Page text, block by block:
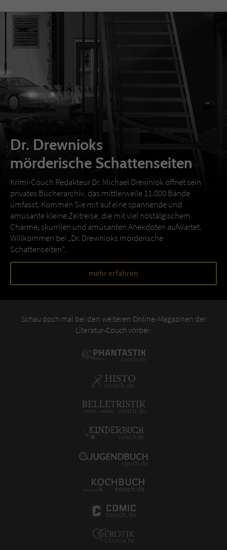
Dr. Drewnioks
mörderische Schattenseiten
Krimi-Couch Redakteur Dr. Michael Drewniok öffnet sein
privates Bücherarchiv, das mittlerweile 11.000 Bände
umfasst. Kommen Sie mit auf eine spannende und
amüsante kleine Zeitreise, die mit viel nostalgischem
Charme, skurrilen und amüsanten Anekdoten aufwartet.
Willkommen bei „Dr. Drewnioks mörderische
Schattenseiten“.
mehr erfahren
Schau doch mal bei den weiteren Online-Magazinen der
Literatur-Couch vorbei: